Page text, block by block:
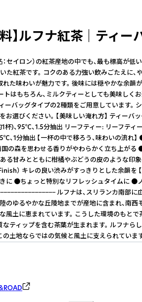
料】ルフナ紅茶 ｜ ティ
：セイロン）の紅茶産地の中でも、最も標高が低
いた紅茶です。 コクのある力強い飲みごたえに
れた味わいが魅力です。 後味には穏やかな余韻
トはもちろん、ミルクティーとしても美味しく
ーバッグタイプの2種類をご用意しています。
お選びください。 【美味しい淹れ方】 ティーバ
杯)、95℃、1.5分抽出 リーフティー: リーフティ
、1分抽出 【一杯の中で移ろう、味わいの流れ
の森を思わせる香りがやわらかく立ち上がる
る甘みとともに柑橘やぶどうの皮のような印
） キレの良い渋みがすっきりとした余韻を
に ●ちょっと特別なリフレッシュタイムに ●
ルフナは、スリランカ南部に
のゆるやかな丘陵地までが産地に含まれ、南西
風土に恵まれています。 こうした環境のもとで
なティップを含む茶葉が生まれます。 ルフナら
の土地ならではの気候と風土に支えられています